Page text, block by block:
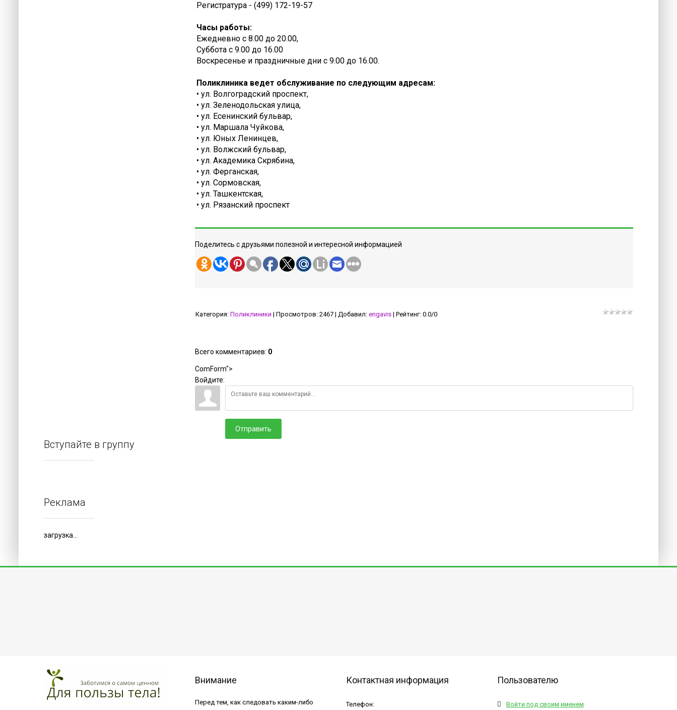
Регистратура - (499) 172-19-57
Часы работы:
Ежедневно с 8.00 до 20.00,
Суббота с 9.00 до 16.00
Воскресенье и праздничные дни с 9.00 до 16.00.
Поликлиника ведет обслуживание по следующим адресам:
• ул. Волгоградский проспект,
• ул. Зеленодольская улица,
• ул. Есенинский бульвар,
• ул. Маршала Чуйкова,
• ул. Юных Ленинцев,
• ул. Волжский бульвар,
• ул. Академика Скрябина,
• ул. Ферганская,
• ул. Сормовская,
• ул. Ташкентская,
• ул. Рязанский проспект
Поделитесь с друзьями полезной и интересной информацией
Категория: Поликлиники | Просмотров: 2467 | Добавил: engavis | Рейтинг: 0.0/0
Всего комментариев: 0
ComForm">
Войдите:
Отправить
Вступайте в группу
Реклама
загрузка...
Внимание
Перед тем, как следовать каким-либо
Контактная информация
Телефон:
Пользователю
Войти под своим именем